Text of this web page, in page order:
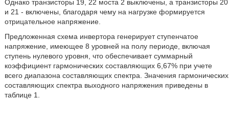
Однако транзисторы 19, 22 моста 2 выключены, а транзисторы 20
и 21 - включены, благодаря чему на нагрузке формируется
отрицательное напряжение.
Предложенная схема инвертора генерирует ступенчатое
напряжение, имеющее 8 уровней на полу периоде, включая
ступень нулевого уровня, что обеспечивает суммарный
коэффициент гармонических составляющих 6,67% при учете
всего диапазона составляющих спектра. Значения гармонических
составляющих спектра выходного напряжения приведены в
таблице 1.